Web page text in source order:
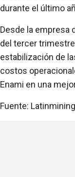
durante el último
Desde la empresa
del tercer
estabilización de
costos
Enami en una
Fuente: